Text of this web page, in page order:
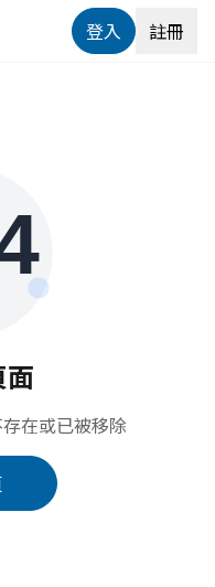
登入 註冊
在或已被移除